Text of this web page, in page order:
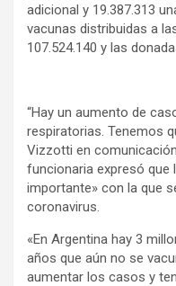
adicional y 19.387.313
vacunas distribuidas a
107.524.140 y las
“Hay un aumento de
respiratorias. Tenemos
Vizzotti en
funcionaria expresó que
importante» con la que
coronavirus.
«En Argentina hay 3
años que aún no se
aumentar los casos y